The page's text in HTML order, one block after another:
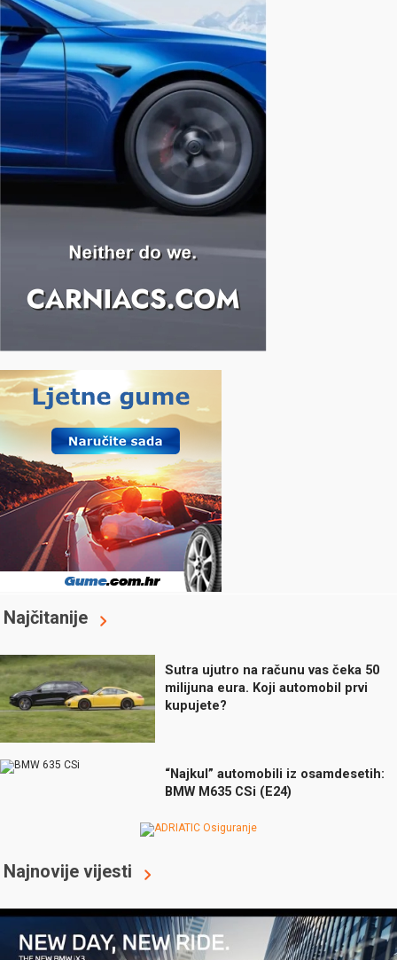
Najčitanije
Sutra ujutro na računu vas čeka 50
milijuna eura. Koji automobil prvi
kupujete?
“Najkul” automobili iz osamdesetih:
BMW M635 CSi (E24)
Najnovije vijesti